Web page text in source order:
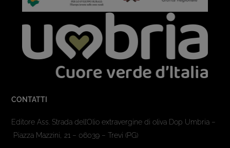
CONTATTI
Editore Ass. Strada dell’Olio extravergine di oliva Dop Umbria –
Piazza Mazzini, 21 – 06039 – Trevi (PG)